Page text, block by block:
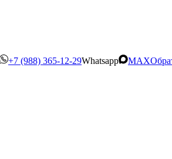
+7 (988) 365-12-29Whatsapp MAX